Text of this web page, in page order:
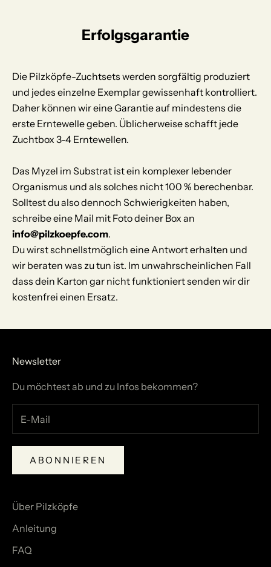
Erfolgsgarantie
Die Pilzköpfe-Zuchtsets werden sorgfältig produziert
und jedes einzelne Exemplar gewissenhaft kontrolliert.
Daher können wir eine Garantie auf mindestens die
erste Erntewelle geben. Üblicherweise schafft jede
Zuchtbox 3-4 Erntewellen.
Das Myzel im Substrat ist ein komplexer lebender
Organismus und als solches nicht 100 % berechenbar.
Solltest du also dennoch Schwierigkeiten haben,
schreibe eine Mail mit Foto deiner Box an
info@pilzkoepfe.com.
Du wirst schnellstmöglich eine Antwort erhalten und
wir beraten was zu tun ist. Im unwahrscheinlichen Fall
dass dein Karton gar nicht funktioniert senden wir dir
kostenfrei einen Ersatz.
Newsletter
Du möchtest ab und zu Infos bekommen?
ABONNIEREN
Über Pilzköpfe
Anleitung
FAQ